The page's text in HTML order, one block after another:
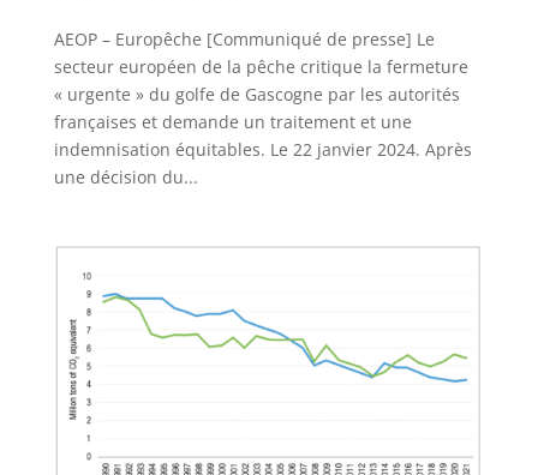
AEOP – Europêche [Communiqué de presse] Le
secteur européen de la pêche critique la fermeture
« urgente » du golfe de Gascogne par les autorités
françaises et demande un traitement et une
indemnisation équitables. Le 22 janvier 2024. Après
une décision du...